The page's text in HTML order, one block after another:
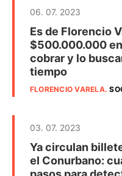
06. 07. 2023
Es de Florencio
$500.000.000
cobrar y lo
tiempo
FLORENCIO VARELA.
03. 07. 2023
Ya circulan
el Conurbano: